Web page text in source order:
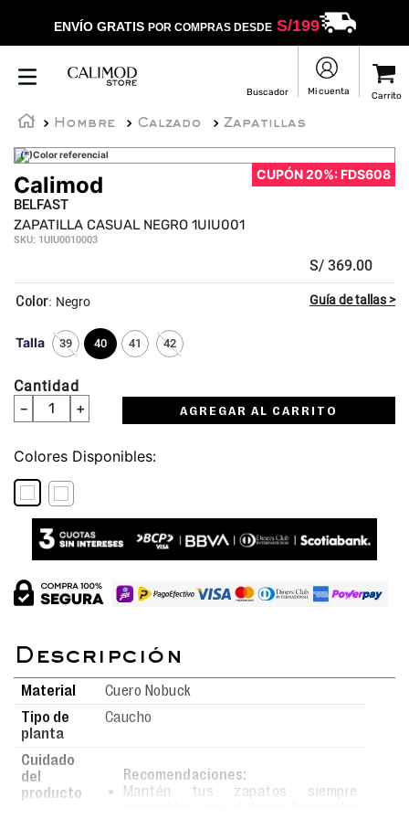
ENVÍO GRATIS POR COMPRAS DESDES/199
Hombre Calzado Zapatillas
(*)Color referencial
CUPÓN 20%: FDS608
Calimod
BELFAST
ZAPATILLA CASUAL NEGRO 1UIU001
SKU: 1UIU0010003
S/ 369.00
Talla 39 40 41 42
: Negro
Cantidad
＋
－ AGREGAR AL CARRITO
Colores
Material
Cuero Nobuck
Tipo de
planta
Caucho
Cuidado
del
producto
Recomendaciones:
Mantén tus zapatos siempre